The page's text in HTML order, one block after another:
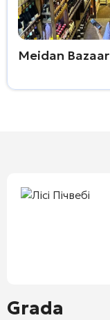
Meidan Bazaar
Grada